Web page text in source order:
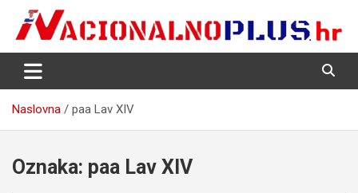
content
NacionalnoPlus.hr
Nacija želi znati više
Naslovna paa Lav XIV
Oznaka: paa Lav XIV